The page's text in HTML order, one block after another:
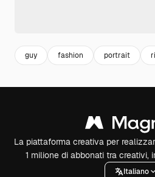
guy fashion portrait
La piattaforma creativa per
1 milione di abbonati tra creativi,
Italiano